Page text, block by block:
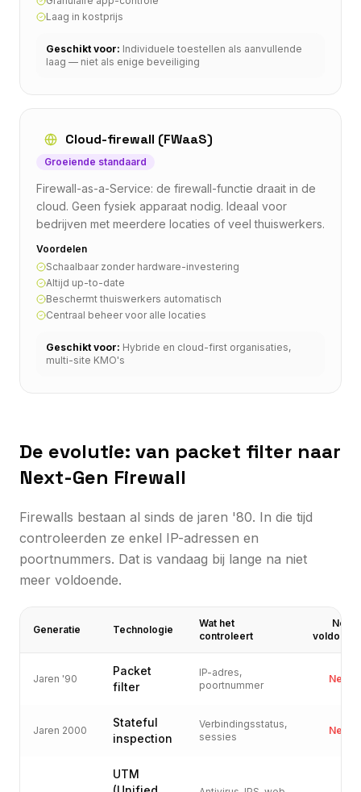
Laag in kostprijs
Geschikt voor: Individuele toestellen als aanvullende
laag — niet als enige beveiliging
Cloud-firewall (FWaaS)
Groeiende standaard
Firewall-as-a-Service: de firewall-functie draait in de
cloud. Geen fysiek apparaat nodig. Ideaal voor
bedrijven met meerdere locaties of veel thuiswerkers.
Voordelen
Schaalbaar zonder hardware-investering
Altijd up-to-date
Beschermt thuiswerkers automatisch
Centraal beheer voor alle locaties
Geschikt voor: Hybride en cloud-first organisaties,
multi-site KMO's
De evolutie: van packet filter naar
Next-Gen Firewall
Firewalls bestaan al sinds de jaren '80. In die tijd
controleerden ze enkel IP-adressen en
poortnummers. Dat is vandaag bij lange na niet
meer voldoende.
Generatie Technologie
Wat het
controleert
Nog
Jaren '90
Packet
filter
IP-adres,
poortnummer
Neen
Jaren 2000
Stateful
inspection
Verbindingsstatus,
sessies
Neen
UTM